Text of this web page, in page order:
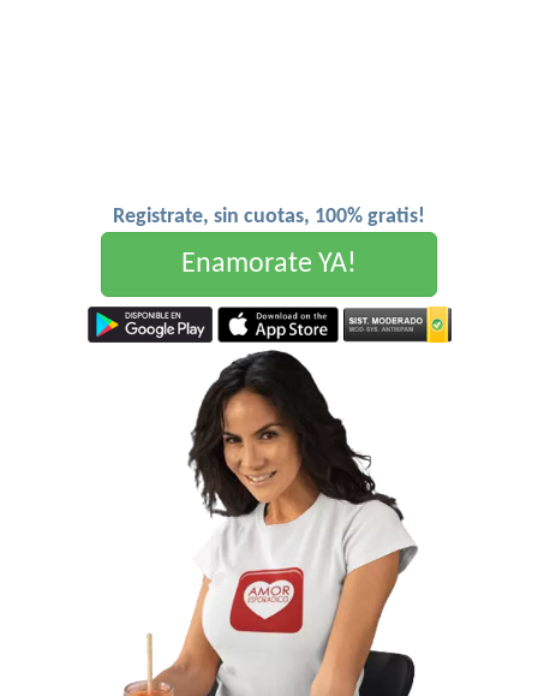
Registrate, sin cuotas, 100% gratis!
Enamorate YA!